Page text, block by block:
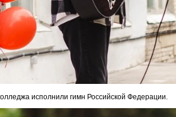
исполнили гимн Российской Федерации.